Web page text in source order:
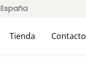
España
Tienda Contacto